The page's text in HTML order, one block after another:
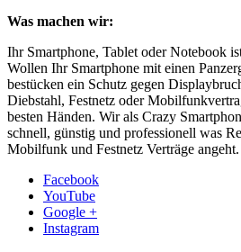
Was machen wir:
Ihr Smartphone, Tablet oder Notebook
Wollen Ihr Smartphone mit einen
bestücken ein Schutz gegen
Diebstahl, Festnetz oder
besten Händen. Wir als Crazy
schnell, günstig und professionell was
Mobilfunk und Festnetz Verträge angeht.
Facebook
YouTube
Google +
Instagram